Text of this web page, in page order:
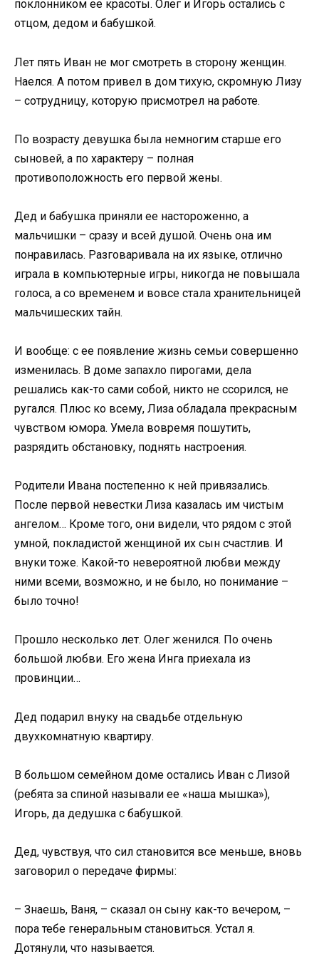
поклонником ее красоты. Олег и Игорь остались с
отцом, дедом и бабушкой.
Лет пять Иван не мог смотреть в сторону женщин.
Наелся. А потом привел в дом тихую, скромную Лизу
– сотрудницу, которую присмотрел на работе.
По возрасту девушка была немногим старше его
сыновей, а по характеру – полная
противоположность его первой жены.
Дед и бабушка приняли ее настороженно, а
мальчишки – сразу и всей душой. Очень она им
понравилась. Разговаривала на их языке, отлично
играла в компьютерные игры, никогда не повышала
голоса, а со временем и вовсе стала хранительницей
мальчишеских тайн.
И вообще: с ее появление жизнь семьи совершенно
изменилась. В доме запахло пирогами, дела
решались как-то сами собой, никто не ссорился, не
ругался. Плюс ко всему, Лиза обладала прекрасным
чувством юмора. Умела вовремя пошутить,
разрядить обстановку, поднять настроения.
Родители Ивана постепенно к ней привязались.
После первой невестки Лиза казалась им чистым
ангелом… Кроме того, они видели, что рядом с этой
умной, покладистой женщиной их сын счастлив. И
внуки тоже. Какой-то невероятной любви между
ними всеми, возможно, и не было, но понимание –
было точно!
Прошло несколько лет. Олег женился. По очень
большой любви. Его жена Инга приехала из
провинции…
Дед подарил внуку на свадьбе отдельную
двухкомнатную квартиру.
В большом семейном доме остались Иван с Лизой
(ребята за спиной называли ее «наша мышка»),
Игорь, да дедушка с бабушкой.
Дед, чувствуя, что сил становится все меньше, вновь
заговорил о передаче фирмы:
– Знаешь, Ваня, – сказал он сыну как-то вечером, –
пора тебе генеральным становиться. Устал я.
Дотянули, что называется.